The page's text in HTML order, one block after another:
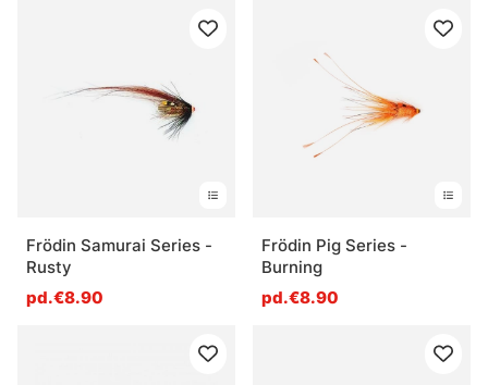
Frödin Samurai Series -
Rusty
pd.€8.90
Frödin Pig Series -
Burning
pd.€8.90